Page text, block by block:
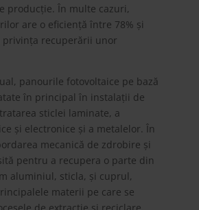
producție. În multe cazuri,
are o eficiență între 78% și
privința recuperării unor
panourile fotovoltaice pe bază
în principal în instalații de
sticlei laminate, a
și electronice și a metalelor. În
mecanică de zdrobire și
pentru a recupera o parte din
aluminiul, sticla, și cuprul,
materii pe care se